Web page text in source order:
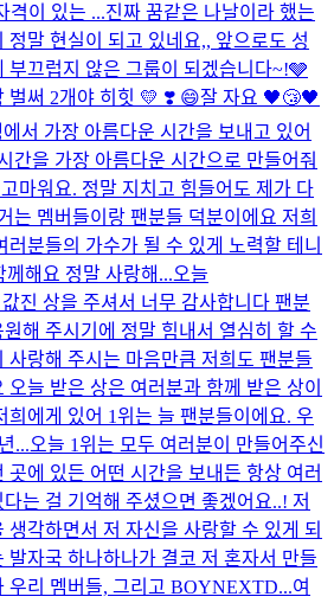
격이 있는 ...진짜 꿈같은 나날이라 했는
정말 현실이 되고 있네요,, 앞으로도 성
부끄럽지 않은 그룹이 되겠습니다~!🩶
벌써 2개야 히힛 💛​ ❣️​ 😄​잘 자요 🖤😴🖤
서 가장 아름다운 시간을 보내고 있어
간을 가장 아름다운 시간으로 만들어줘
마워요. 정말 지치고 힘들어도 제가 다
는 멤버들이랑 팬분들 덕분이에요 저희
러분들의 가수가 될 수 있게 노력할 테니
께해요 정말 사랑해...오늘
진 상을 주셔서 너무 감사합니다 팬분
해 주시기에 정말 힘내서 열심히 할 수
사랑해 주시는 마음만큼 저희도 팬분들
늘 받은 상은 여러분과 함께 받은 상이
희에게 있어 1위는 늘 팬분들이에요. 우
...오늘 1위는 모두 여러분이 만들어주신
곳에 있든 어떤 시간을 보내든 항상 여러
는 걸 기억해 주셨으면 좋겠어요..! 저
각하면서 저 자신을 사랑할 수 있게 되
발자국 하나하나가 결코 저 혼자서 만들
우리 멤버들, 그리고 BOYNEXTD...여